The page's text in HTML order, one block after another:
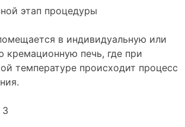
этап процедуры
в индивидуальную или
кремационную печь, где при
температуре происходит процесс